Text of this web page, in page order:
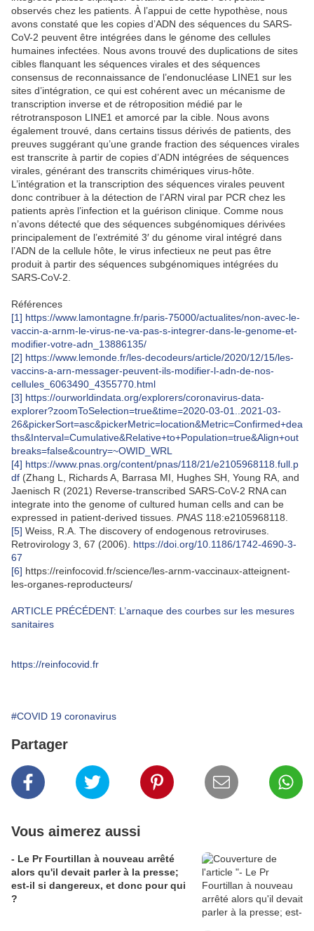
observés chez les patients. À l’appui de cette hypothèse, nous
avons constaté que les copies d’ADN des séquences du SARS-
CoV-2 peuvent être intégrées dans le génome des cellules
humaines infectées. Nous avons trouvé des duplications de sites
cibles flanquant les séquences virales et des séquences
consensus de reconnaissance de l’endonucléase LINE1 sur les
sites d’intégration, ce qui est cohérent avec un mécanisme de
transcription inverse et de rétroposition médié par le
rétrotransposon LINE1 et amorcé par la cible. Nous avons
également trouvé, dans certains tissus dérivés de patients, des
preuves suggérant qu’une grande fraction des séquences virales
est transcrite à partir de copies d’ADN intégrées de séquences
virales, générant des transcrits chimériques virus-hôte.
L’intégration et la transcription des séquences virales peuvent
donc contribuer à la détection de l’ARN viral par PCR chez les
patients après l’infection et la guérison clinique. Comme nous
n’avons détecté que des séquences subgénomiques dérivées
principalement de l’extrémité 3′ du génome viral intégré dans
l’ADN de la cellule hôte, le virus infectieux ne peut pas être
produit à partir des séquences subgénomiques intégrées du
SARS-CoV-2.
Références
[1] https://www.lamontagne.fr/paris-75000/actualites/non-avec-le-
vaccin-a-arnm-le-virus-ne-va-pas-s-integrer-dans-le-genome-et-
modifier-votre-adn_13886135/
[2] https://www.lemonde.fr/les-decodeurs/article/2020/12/15/les-
vaccins-a-arn-messager-peuvent-ils-modifier-l-adn-de-nos-
cellules_6063490_4355770.html
[3] https://ourworldindata.org/explorers/coronavirus-data-
explorer?zoomToSelection=true&time=2020-03-01..2021-03-
26&pickerSort=asc&pickerMetric=location&Metric=Confirmed+dea
ths&Interval=Cumulative&Relative+to+Population=true&Align+out
breaks=false&country=~OWID_WRL
[4] https://www.pnas.org/content/pnas/118/21/e2105968118.full.p
df (Zhang L, Richards A, Barrasa MI, Hughes SH, Young RA, and
Jaenisch R (2021) Reverse-transcribed SARS-CoV-2 RNA can
integrate into the genome of cultured human cells and can be
expressed in patient-derived tissues. PNAS 118:e2105968118.
[5] Weiss, R.A. The discovery of endogenous retroviruses.
Retrovirology 3, 67 (2006). https://doi.org/10.1186/1742-4690-3-
67
[6] https://reinfocovid.fr/science/les-arnm-vaccinaux-atteignent-
les-organes-reproducteurs/
ARTICLE PRÉCÉDENT: L’arnaque des courbes sur les mesures
sanitaires
https://reinfocovid.fr
#COVID 19 coronavirus
Partager
Vous aimerez aussi
- Le Pr Fourtillan à nouveau arrêté
alors qu'il devait parler à la presse;
est-il si dangereux, et donc pour qui
?